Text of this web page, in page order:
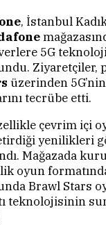
, İstanbul
5G
Ziyaretçiler,
üzerinden
tecrübe etti.
çevrim içi
yenilikleri
Mağazada
oyun
Brawl Stars
teknolojisinin